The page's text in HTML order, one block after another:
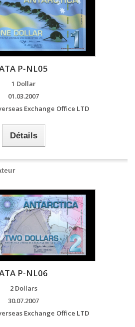
P-NL05
1 Dollar
01.03.2007
Exchange Office LTD
Détails
P-NL06
2 Dollars
30.07.2007
Exchange Office LTD